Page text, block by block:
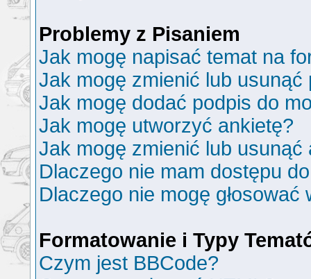
Problemy z Pisaniem
Jak mogę napisać temat na
Jak mogę zmienić lub usunąć
Jak mogę dodać podpis do
Jak mogę utworzyć ankietę?
Jak mogę zmienić lub usunąć
Dlaczego nie mam dostępu
Dlaczego nie mogę głosować
Formatowanie i Typy
Czym jest BBCode?